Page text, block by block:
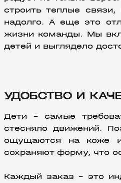
строить теплые
надолго. А еще это
жизни команды. Мы
детей и выглядело
УДОБСТВО И
Дети – самые
стесняло движений.
ощущаются на коже
сохраняют форму, что
Каждый заказ – это